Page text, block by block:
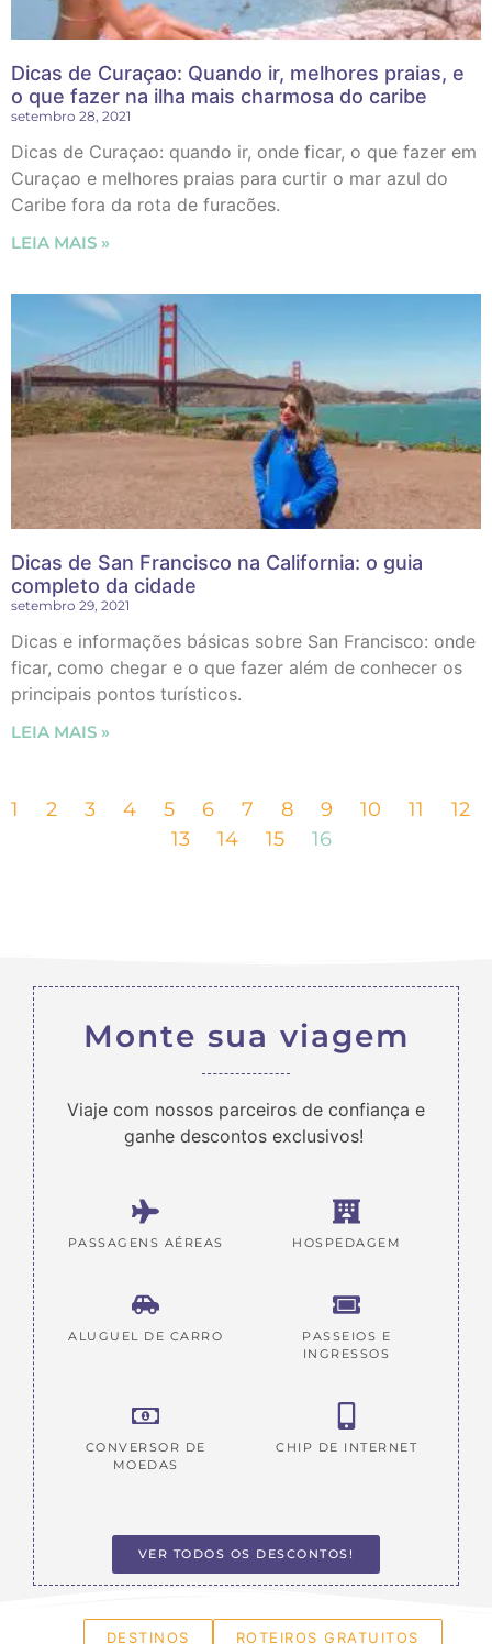
Dicas de Curaçao: Quando ir, melhores praias, e
o que fazer na ilha mais charmosa do caribe
setembro 28, 2021
Dicas de Curaçao: quando ir, onde ficar, o que fazer em
Curaçao e melhores praias para curtir o mar azul do
Caribe fora da rota de furacões.
LEIA MAIS »
Dicas de San Francisco na California: o guia
completo da cidade
setembro 29, 2021
Dicas e informações básicas sobre San Francisco: onde
ficar, como chegar e o que fazer além de conhecer os
principais pontos turísticos.
LEIA MAIS »
1 2 3 4 5 6 7 8 9 10 11
12
13
14 15 16
Monte sua viagem
Viaje com nossos parceiros de confiança e
ganhe descontos exclusivos!
PASSAGENS AÉREAS HOSPEDAGEM
ALUGUEL DE CARRO
PASSEIOS E
INGRESSOS
CONVERSOR DE
MOEDAS
CHIP DE INTERNET
VER TODOS OS DESCONTOS!
DESTINOS ROTEIROS GRATUITOS